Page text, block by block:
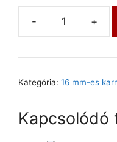
- +
Kategória: 16 mm-es
Kapcsolódó